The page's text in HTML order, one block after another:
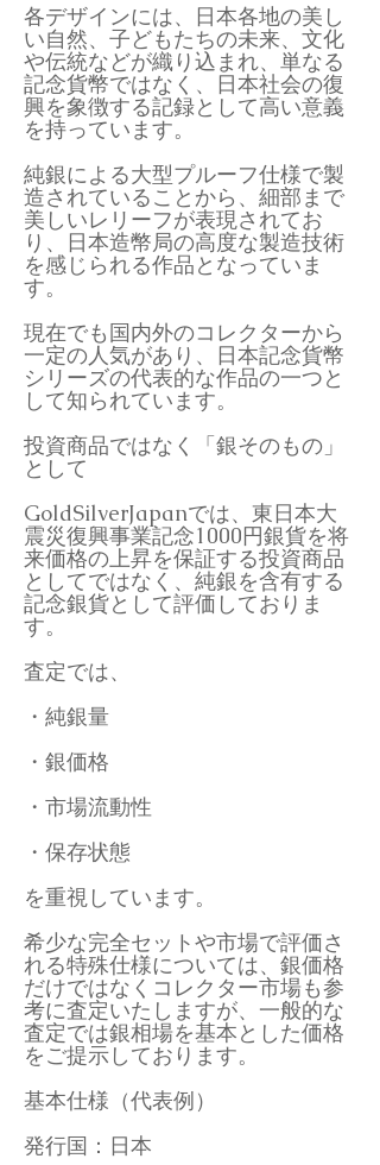
各デザインには、日本各地の美し
い自然、子どもたちの未来、文化
や伝統などが織り込まれ、単なる
記念貨幣ではなく、日本社会の復
興を象徴する記録として高い意義
を持っています。
純銀による大型プルーフ仕様で製
造されていることから、細部まで
美しいレリーフが表現されてお
り、日本造幣局の高度な製造技術
を感じられる作品となっていま
す。
現在でも国内外のコレクターから
一定の人気があり、日本記念貨幣
シリーズの代表的な作品の一つと
して知られています。
投資商品ではなく「銀そのもの」
として
GoldSilverJapanでは、東日本大
震災復興事業記念1000円銀貨を将
来価格の上昇を保証する投資商品
としてではなく、純銀を含有する
記念銀貨として評価しておりま
す。
査定では、
・純銀量
・銀価格
・市場流動性
・保存状態
を重視しています。
希少な完全セットや市場で評価さ
れる特殊仕様については、銀価格
だけではなくコレクター市場も参
考に査定いたしますが、一般的な
査定では銀相場を基本とした価格
をご提示しております。
基本仕様（代表例）
発行国：日本